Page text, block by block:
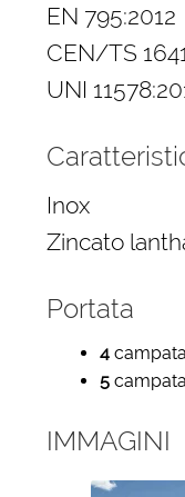
EN 795:2012
CEN/TS
UNI
Inox
Zincato
Portata
4
5
IMMAGINI